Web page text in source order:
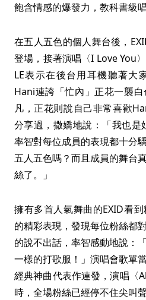
飽含情感的爆發力，教科書級
在五人五色的個人舞台後，
登場，接著演唱〈I Love You
LE表示在後台用耳機聽著大
Hani連誇「忙內」正花一襲
凡，正花則說自己非常喜歡
分享過，撒嬌地說：「我也是
率智對每位成員的表現都十分
五人五色嗎？而且成員的舞台
絲了。」
擁有多首人氣舞曲的EXID看
的精彩表現，發現每位粉絲都
的說不出話，率智感動地說：
一樣的打歌服！」演唱會歌單
經典神曲代表作連發，演唱〈
時，全場粉絲已經停不住尖叫